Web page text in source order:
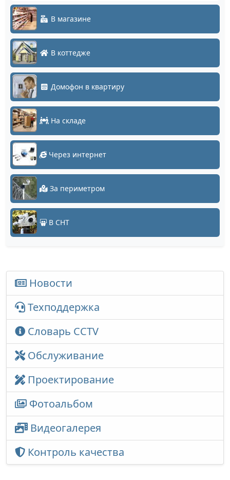
В магазине
В коттедже
Домофон в квартиру
На складе
Через интернет
За периметром
В СНТ
Новости
Техподдержка
Словарь CCTV
Обслуживание
Проектирование
Фотоальбом
Видеогалерея
Контроль качества